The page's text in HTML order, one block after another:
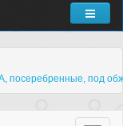
посеребренные, под